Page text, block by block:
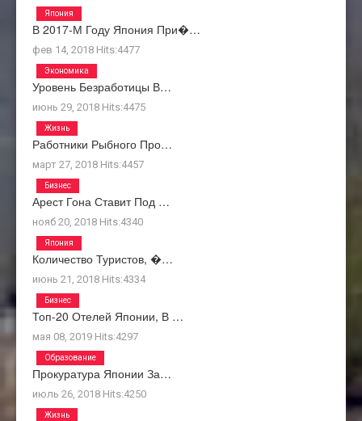
В 2017-М Году Япония При�…
фев 14, 2018 Hits:4477
Япония
Уровень Безработицы В…
июнь 29, 2018 Hits:4475
Экономика
Работники Рыбного Про…
март 27, 2018 Hits:4457
Жизнь
Арест Гона Ставит Под …
нояб 20, 2018 Hits:4340
Бизнес
Количество Туристов, �…
июнь 21, 2018 Hits:4334
Япония
Топ-20 Отелей Японии, В …
мая 08, 2019 Hits:4297
Бизнес
Прокуратура Японии За…
июль 26, 2018 Hits:4250
Образование
Жизнь